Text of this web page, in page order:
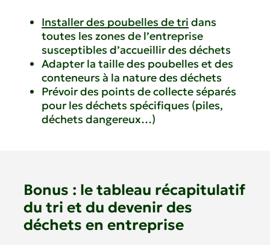
Installer des poubelles de tri dans
toutes les zones de l’entreprise
susceptibles d’accueillir des déchets
Adapter la taille des poubelles et des
conteneurs à la nature des déchets
Prévoir des points de collecte séparés
pour les déchets spécifiques (piles,
déchets dangereux…)
Bonus : le tableau récapitulatif
du tri et du devenir des
déchets en entreprise